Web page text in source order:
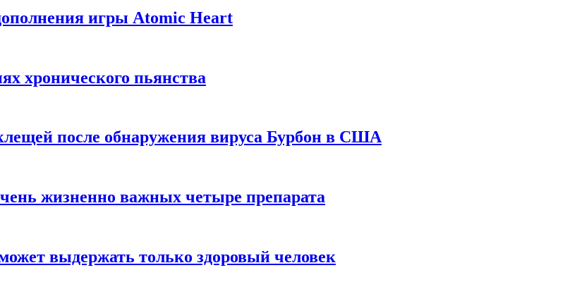
игры Atomic Heart
хронического пьянства
после обнаружения вируса Бурбон в США
жизненно важных четыре препарата
выдержать только здоровый человек